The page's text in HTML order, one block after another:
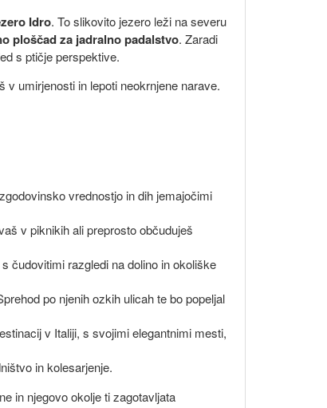
Idro. To slikovito jezero leži na severu
ploščad za jadralno padalstvo. Zaradi
s ptičje perspektive.
umirjenosti in lepoti neokrnjene narave.
vrednostjo in dih jemajočimi
v piknikih ali preprosto občuduješ
čudovitimi razgledi na dolino in okoliške
po njenih ozkih ulicah te bo popeljal
v Italiji, s svojimi elegantnimi mesti,
in kolesarjenje.
in njegovo okolje ti zagotavljata